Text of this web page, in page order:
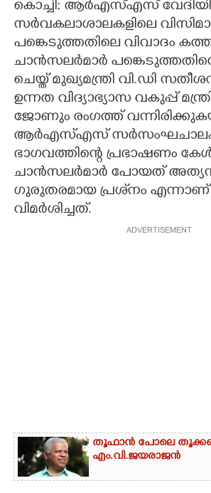
ZOOM
CONTACT US
കൊച്ചി: ആര്‍എസ്എസ്
സര്‍വകലാശാലകളിലെ
പങ്കെടുത്തതിലെ വിവാദം
ചാന്‍സലര്‍മാര്‍
ചെയ്ത് മുഖ്യമന്ത്രി വി.ഡി
ഉന്നത വിദ്യാഭ്യാസ വകുപ്പ്
ജോണും രംഗത്ത്
ആര്‍എസ്എസ്
ഭാഗവത്തിന്റെ പ്രഭാഷണം
ചാന്‍സലര്‍മാര്‍ പോയത്
ഗുരുതരമായ പ്രശ്‌നം എന്നാണ്
വിമര്‍ശിച്ചത്.
ADVERTISEMENT
തൂഫാൻ പോലെ
എം.വി.ജയരാജൻ